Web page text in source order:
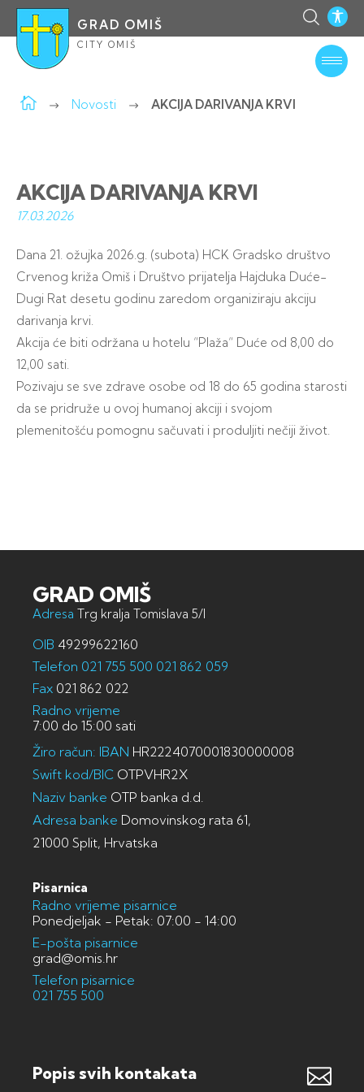
GRAD OMIŠ
CITY OMIŠ
Novosti AKCIJA DARIVANJA KRVI
AKCIJA DARIVANJA KRVI
17.03.2026
Dana 21. ožujka 2026.g. (subota) HCK Gradsko društvo
Crvenog križa Omiš i Društvo prijatelja Hajduka Duće-
Dugi Rat desetu godinu zaredom organiziraju akciju
darivanja krvi.
Akcija će biti održana u hotelu “Plaža“ Duće od 8,00 do
12,00 sati.
Pozivaju se sve zdrave osobe od 18 do 65 godina starosti
da se pridruže u ovoj humanoj akciji i svojom
plemenitošću pomognu sačuvati i produljiti nečiji život.
GRAD OMIŠ
Adresa Trg kralja Tomislava 5/I
OIB 49299622160
Telefon 021 755 500 021 862 059
Fax 021 862 022
Radno vrijeme
7:00 do 15:00 sati
Žiro račun: IBAN HR2224070001830000008
Swift kod/BIC OTPVHR2X
Naziv banke OTP banka d.d.
Adresa banke Domovinskog rata 61,
21000 Split, Hrvatska
Pisarnica
Radno vrijeme pisarnice
Ponedjeljak - Petak: 07:00 - 14:00
E-pošta pisarnice
grad@omis.hr
Telefon pisarnice
021 755 500
Popis svih kontakata